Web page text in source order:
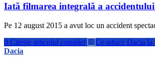
Iată filmarea integrală a
Pe 12 august 2015 a avut loc un accident
0 Citește articolul complet
Dacia